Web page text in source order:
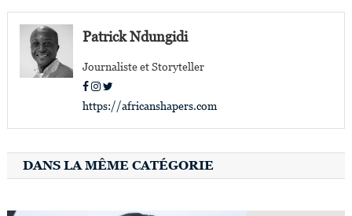
de
l’articlePatrick Ndungidi
Journaliste et Storyteller
https://africanshapers.com
DANS LA MÊME CATÉGORIE